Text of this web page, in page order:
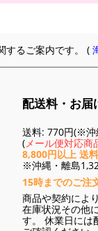
するご案内です。 (
配送料・お届
送料: 770円(※沖
(メール便対応商
8,800円以上 送
※沖縄・離島
15時までのご注
商品や契約によ
在庫状況その他
す。 休業日には